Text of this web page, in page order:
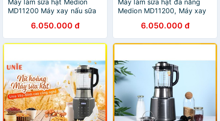
Máy làm sữa hạt Medion
MD11200 Máy xay nấu sữa
6.050.000 đ
Máy làm sữa hạt đa năng
Medion MD11200, Máy xay
khẩu Đức6.050.000 đ